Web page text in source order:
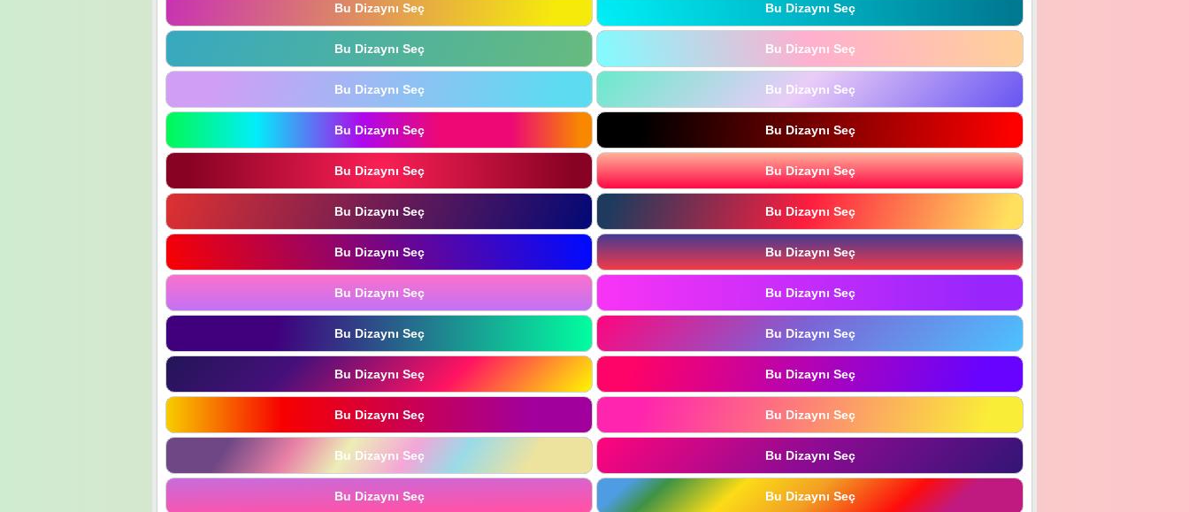
Bu Dizaynı Seç Bu Dizaynı Seç
Bu Dizaynı Seç Bu Dizaynı Seç
Bu Dizaynı Seç Bu Dizaynı Seç
Bu Dizaynı Seç Bu Dizaynı Seç
Bu Dizaynı Seç Bu Dizaynı Seç
Bu Dizaynı Seç Bu Dizaynı Seç
Bu Dizaynı Seç Bu Dizaynı Seç
Bu Dizaynı Seç Bu Dizaynı Seç
Bu Dizaynı Seç Bu Dizaynı Seç
Bu Dizaynı Seç Bu Dizaynı Seç
Bu Dizaynı Seç Bu Dizaynı Seç
Bu Dizaynı Seç Bu Dizaynı Seç
Bu Dizaynı Seç Bu Dizaynı Seç